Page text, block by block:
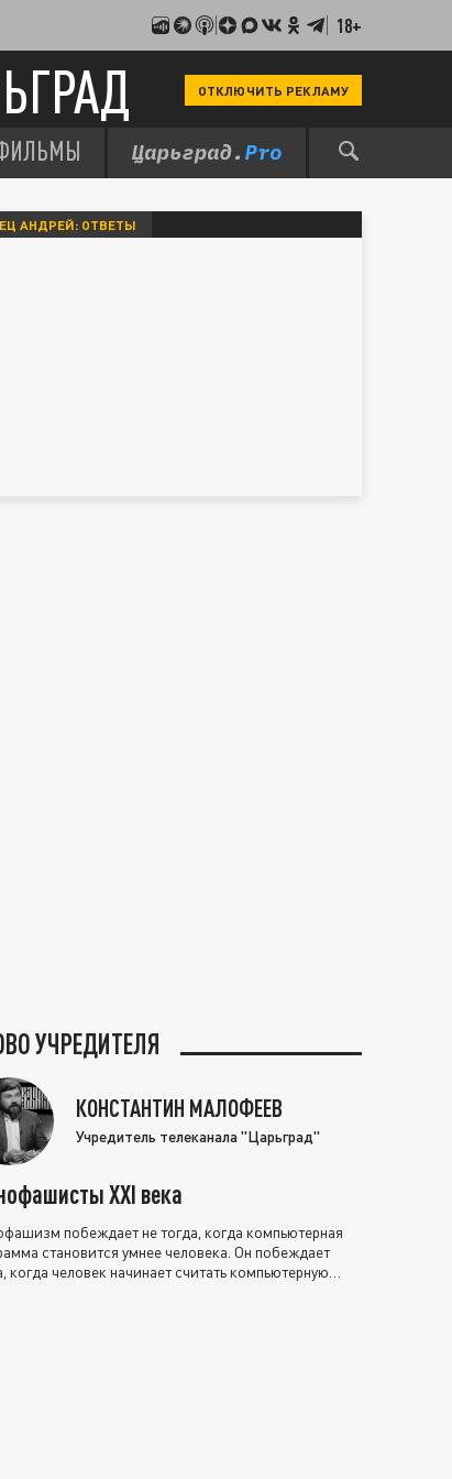
18+
ОТКЛЮЧИТЬ РЕКЛАМУ
АНДРЕЙ: ОТВЕТЫ
УЧРЕДИТЕЛЯ
КОНСТАНТИН МАЛОФЕЕВ
Учредитель телеканала "Царьград"
XXI века
побеждает не тогда, когда компьютерная
становится умнее человека. Он побеждает
когда человек начинает считать компьютерную